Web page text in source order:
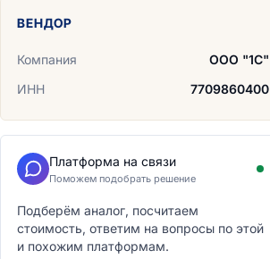
ВЕНДОР
Компания
ООО "1С"
ИНН
7709860400
Платформа на связи
Поможем подобрать решение
Подберём аналог, посчитаем
стоимость, ответим на вопросы по этой
и похожим платформам.